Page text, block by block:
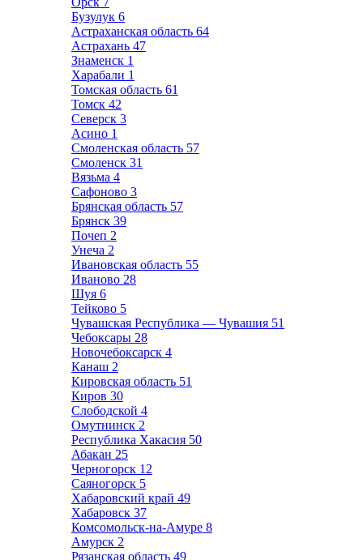
Бузулук 6
Астраханская область 64
Астрахань 47
Знаменск 1
Харабали 1
Томская область 61
Томск 42
Северск 3
Асино 1
Смоленская область 57
Смоленск 31
Вязьма 4
Сафоново 3
Брянская область 57
Брянск 39
Почеп 2
Унеча 2
Ивановская область 55
Иваново 28
Шуя 6
Тейково 5
Чувашская Республика — Чувашия 51
Чебоксары 28
Новочебоксарск 4
Канаш 2
Кировская область 51
Киров 30
Слободской 4
Омутнинск 2
Республика Хакасия 50
Абакан 25
Черногорск 12
Саяногорск 5
Хабаровский край 49
Хабаровск 37
Комсомольск-на-Амуре 8
Амурск 2
Рязанская область 49